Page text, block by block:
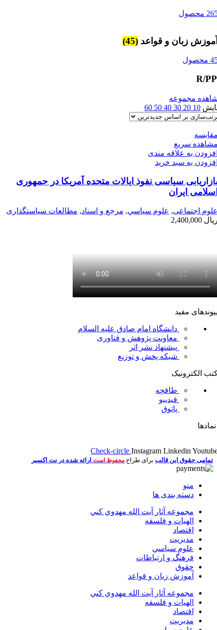
محصول
زبان و قواعد (45)
محصول
R/
مجموعه
10
20
30
40
50
60
سریع
به علاقه مندی
به سبد خرید
سیاسی نفوذ ایالات متحده آمریکا در جمهوری
ایران
اجتماعی, علوم سياسي, مرجع و اسناد, مطالعات سیاستگذاری
مفید
دانشگاه امام صادق علیه السلام
معاونت پژوهش و فناوری
پیشنهاد نشر اثر
شبکه پخش و توزیع
الکترونیک
طاقچه
فیدیبو
پاتوق
Check-circle Instagram Linkedin
تمامی حقوق این قالب برای طراح محفوظ است ارائه شده در نت اکسیر
منو
دسته بندی ها
مجموعه آثار آيت الله مهدوي كني
الهیات و فلسفه
اقتصاد
مديريت
علوم سياسي
فرهنگ و ارتباطات
حقوق
آموزش زبان و قواعد
مجموعه آثار آيت الله مهدوي كني
الهیات و فلسفه
اقتصاد
مديريت